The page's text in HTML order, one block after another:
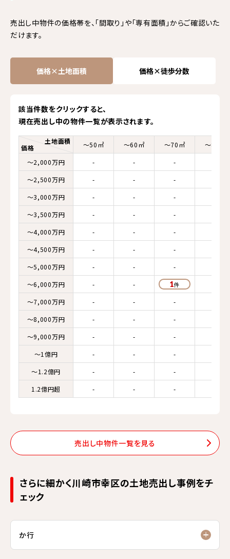
売出し中物件の価格帯を、「間取り」や「専有面積」からご確認いた
だけます。
価格×土地面積 価格×徒歩分数
該当件数をクリックすると、
現在売出し中の物件一覧が表示されます。
価格
土地面積 ～50㎡ ～60㎡ ～70㎡
～80㎡
～2,000万円
- - -
～2,500万円
- - -
～3,000万円
- - -
～3,500万円
- - -
～4,000万円
- - -
～4,500万円
- - -
～5,000万円
- - -
～6,000万円
- - 1
～7,000万円
- - -
～8,000万円
- - -
～9,000万円
- - -
～1億円
- - -
～1.2億円
- - -
1.2億円超
- - -
売出し中物件一覧を見る
さらに細かく川崎市幸区の土地売出し事例をチ
ェック
か行